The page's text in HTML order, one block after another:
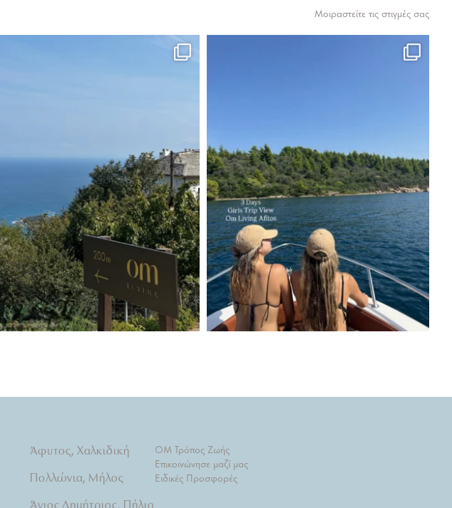
Μοιραστείτε τις στιγμές σας
Άφυτος, Χαλκιδική
Πολλώνια, Μήλος
Άγιος Δημήτριος, Πήλιο
OM Τρόπος Ζωής
Επικοινώνησε μαζί μας
Ειδικές Προσφορές